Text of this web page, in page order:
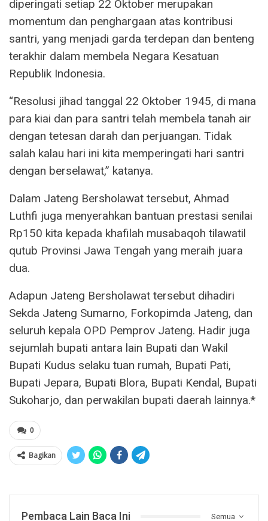
diperingati setiap 22 Oktober merupakan
momentum dan penghargaan atas kontribusi
santri, yang menjadi garda terdepan dan benteng
terakhir dalam membela Negara Kesatuan
Republik Indonesia.
“Resolusi jihad tanggal 22 Oktober 1945, di mana
para kiai dan para santri telah membela tanah air
dengan tetesan darah dan perjuangan. Tidak
salah kalau hari ini kita memperingati hari santri
dengan berselawat,” katanya.
Dalam Jateng Bersholawat tersebut, Ahmad
Luthfi juga menyerahkan bantuan prestasi senilai
Rp150 kita kepada khafilah musabaqoh tilawatil
qutub Provinsi Jawa Tengah yang meraih juara
dua.
Adapun Jateng Bersholawat tersebut dihadiri
Sekda Jateng Sumarno, Forkopimda Jateng, dan
seluruh kepala OPD Pemprov Jateng. Hadir juga
sejumlah bupati antara lain Bupati dan Wakil
Bupati Kudus selaku tuan rumah, Bupati Pati,
Bupati Jepara, Bupati Blora, Bupati Kendal, Bupati
Sukoharjo, dan perwakilan bupati daerah lainnya.*
0
Bagikan
Semua
Pembaca Lain Baca Ini